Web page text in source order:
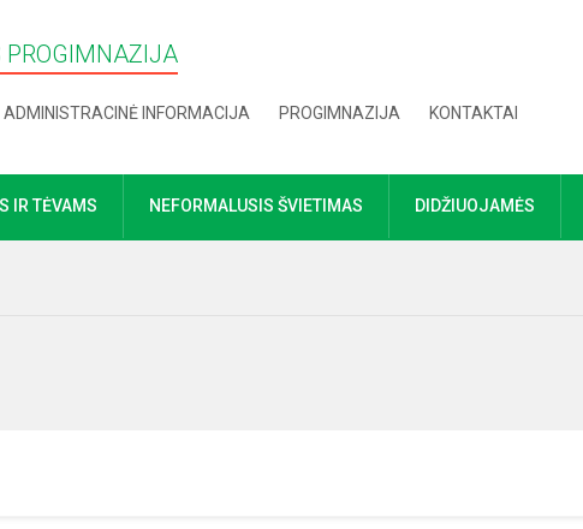
PROGIMNAZIJA
ADMINISTRACINĖ INFORMACIJA PROGIMNAZIJA KONTAKTAI
IR TĖVAMS NEFORMALUSIS ŠVIETIMAS DIDŽIUOJAMĖS